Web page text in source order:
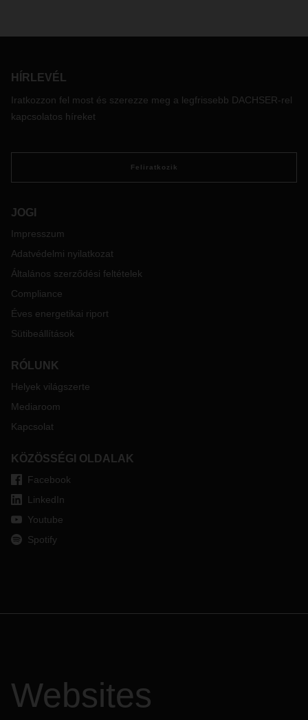
HÍRLEVÉL
Iratkozzon fel most és szerezze meg a legfrissebb DACHSER-rel
kapcsolatos híreket
Feliratkozik
JOGI
Impresszum
Adatvédelmi nyilatkozat
Általános szerződési feltételek
Compliance
Éves energetikai riport
Sütibeállítások
RÓLUNK
Helyek világszerte
Mediaroom
Kapcsolat
KÖZÖSSÉGI OLDALAK
Facebook
LinkedIn
Youtube
Spotify
Websites